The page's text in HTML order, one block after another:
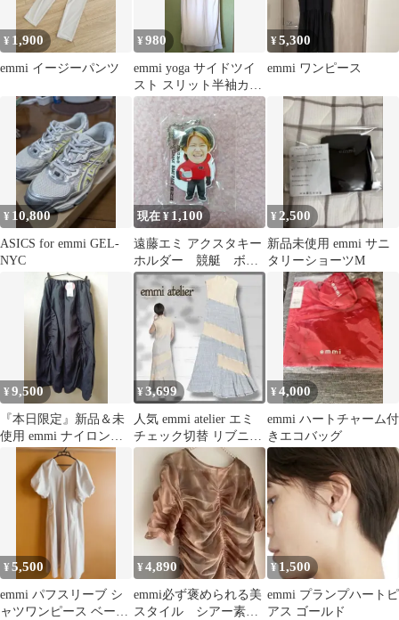
¥ 1,900
emmi イージーパンツ
¥980
emmi yoga サイドツイ
スト スリット半袖カッ
トソー ライトグレー
¥5,300
emmi ワンピース
¥ 10,800
ASICS for emmi GEL-
NYC
現在 ¥ 1,100
遠藤エミ アクスタキー
ホルダー 競艇 ボー
トレース 非売品 住之
江
¥ 2,500
新品未使用 emmi サニ
タリーショーツM
¥9,500
『本日限定』新品＆未
使用 emmi ナイロンロ
ングスカート
¥3,699
人気 emmi atelier エミ
チェック切替 リブニッ
ト ロングワンピース
¥4,000
emmi ハートチャーム付
きエコバッグ
¥5,500
emmi パフスリーブ シ
ャツワンピース ベージ
¥4,890
emmi必ず褒められる美
スタイル シアー素材
¥ 1,500
emmi プランプハートピ
アス ゴールド